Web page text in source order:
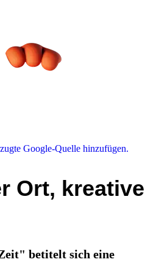
Google-Quelle hinzufügen.
Ort, kreative
betitelt sich eine